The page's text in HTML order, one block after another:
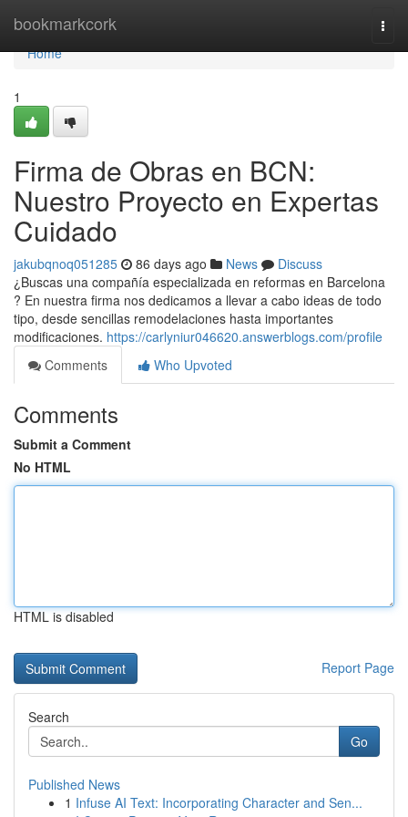
bookmarkcork
Home
Home
1
Firma de Obras en BCN:
Nuestro Proyecto en Expertas
Cuidado
jakubqnoq051285 86 days ago News
Discuss
¿Buscas una compañía especializada en reformas en Barcelona
? En nuestra firma nos dedicamos a llevar a cabo ideas de todo
tipo, desde sencillas remodelaciones hasta importantes
modificaciones. https://carlyniur046620.answerblogs.com/profile
Comments
Who Upvoted
Comments
Submit a Comment
No HTML
HTML is disabled
Report Page
Search
Go
Published News
1 Infuse AI Text: Incorporating Character and Sen...